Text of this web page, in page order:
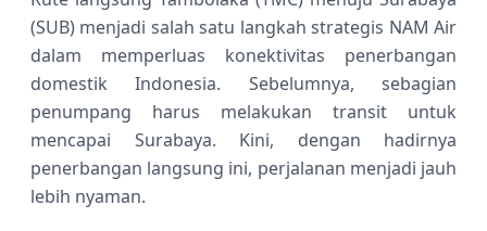
(SUB) menjadi salah satu langkah strategis NAM Air
dalam memperluas konektivitas penerbangan
domestik Indonesia. Sebelumnya, sebagian
penumpang harus melakukan transit untuk
mencapai Surabaya. Kini, dengan hadirnya
penerbangan langsung ini, perjalanan menjadi jauh
lebih nyaman.